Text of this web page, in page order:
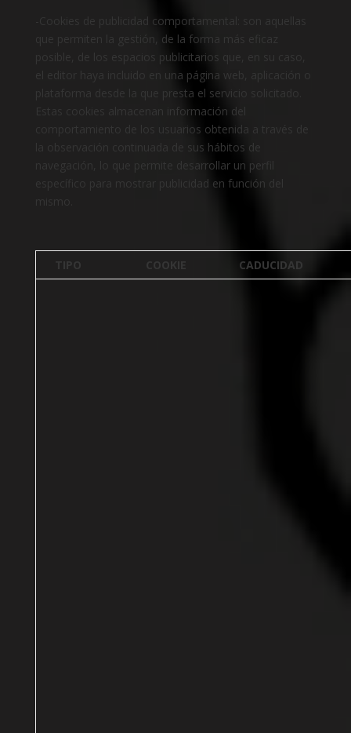
-Cookies de publicidad comportamental: son aquellas
que permiten la gestión, de la forma más eficaz
posible, de los espacios publicitarios que, en su caso,
el editor haya incluido en una página web, aplicación o
plataforma desde la que presta el servicio solicitado.
Estas cookies almacenan información del
comportamiento de los usuarios obtenida a través de
la observación continuada de sus hábitos de
navegación, lo que permite desarrollar un perfil
específico para mostrar publicidad en función del
mismo.
COOKIE CADUCIDAD